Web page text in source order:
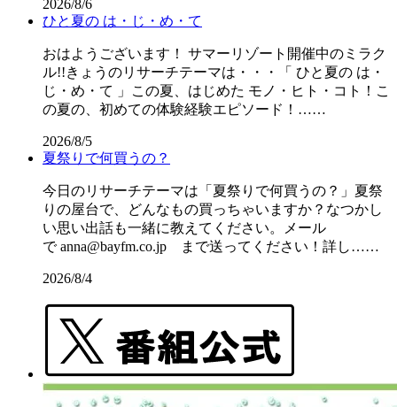
2026/8/6
ひと夏の は・じ・め・て
おはようございます！ サマーリゾート開催中のミラク
ル!!きょうのリサーチテーマは・・・「 ひと夏の は・
じ・め・て 」この夏、はじめた モノ・ヒト・コト！こ
の夏の、初めての体験経験エピソード！……
2026/8/5
夏祭りで何買うの？
今日のリサーチテーマは「夏祭りで何買うの？」夏祭
りの屋台で、どんなもの買っちゃいますか？なつかし
い思い出話も一緒に教えてください。メール
で anna@bayfm.co.jp まで送ってください！詳し……
2026/8/4